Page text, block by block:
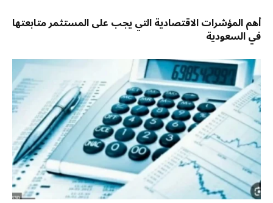
أهم المؤشرات الاقتصادية التي يجب على المستثمر متابعتها
في السعودية